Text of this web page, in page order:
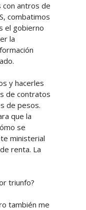
con antros de
combatimos
el gobierno
la
y hacerles
de contratos
de pesos.
que la
se
ministerial
renta. La
triunfo?
también me